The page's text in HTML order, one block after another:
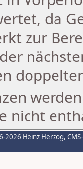
da
zur
nicht
2026 Heinz Herzog,